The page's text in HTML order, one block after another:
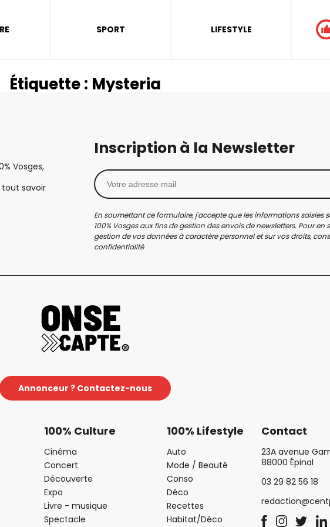
SPORT LIFESTYLE
Étiquette : Mysteria
Vosges,
tout savoir
Inscription à la Newsletter
En soumettant ce formulaire, j'accepte que les informations saisies
100% Vosges aux fins de gestion des envois de newsletters. Pour en
gestion de vos données à caractère personnel et sur vos droits,
confidentialité
Annonceur ? Contactez-nous
100% Culture
Cinéma
Concert
Découverte
Expo
Livre - musique
Spectacle
100% Lifestyle
Auto
Mode / Beauté
Conso
Déco
Recettes
Habitat/Déco
Contact
23A avenue
88000 Épinal
03 29 82 56 18